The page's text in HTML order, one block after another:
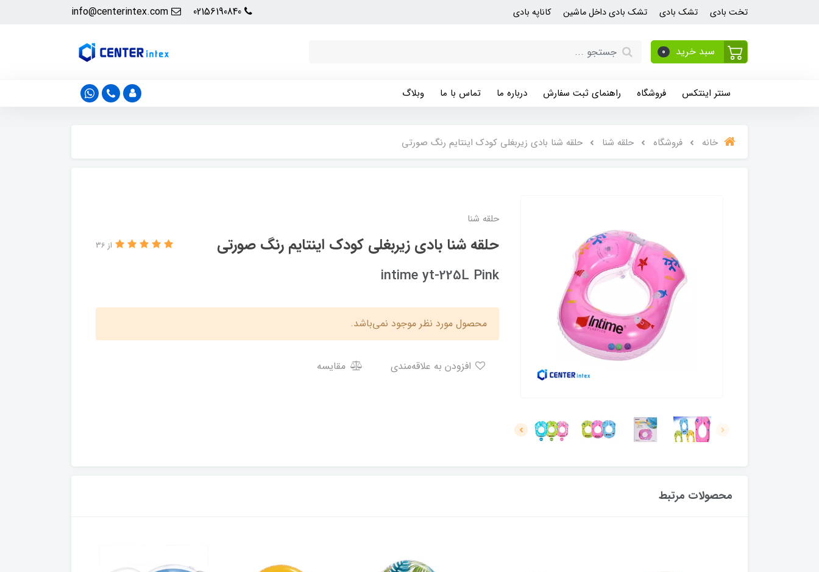
تخت بادی تشک بادی تشک بادی داخل ماشین کاناپه بادی 02156190840
info@centerintex.com
سبد خرید 0
سنتر اینتکس فروشگاه راهنمای ثبت سفارش درباره ما تماس با ما وبلاگ
خانه فروشگاه حلقه شنا حلقه شنا بادی زیربغلی کودک اینتایم رنگ صورتی
حلقه شنا
حلقه شنا بادی زیربغلی کودک اینتایم رنگ صورتی از 36
intime yt-225L Pink
محصول مورد نظر موجود نمی‌باشد.
مقایسه
محصولات مرتبط